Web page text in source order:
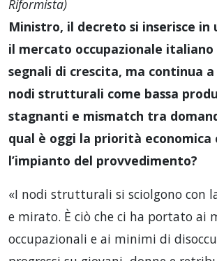
Riformista)
Ministro, il decreto si inserisce in
il mercato occupazionale
segnali di crescita, ma continua
nodi strutturali come bassa
stagnanti e mismatch tra
qual è oggi la priorità economica
l’impianto del provvedimento?
«I nodi strutturali si sciolgono con
e mirato. È ciò che ci ha portato ai
occupazionali e ai minimi di